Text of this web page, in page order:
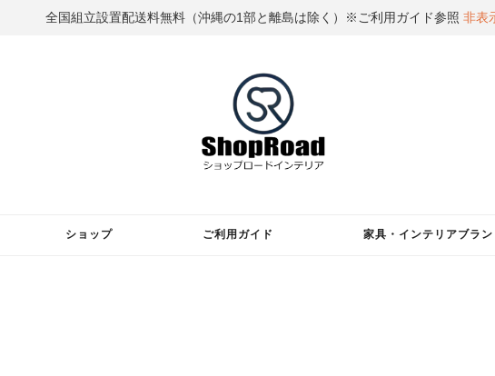
ショップ ご利用ガイド 家具・インテリアブラン
全国組立設置配送料無料（沖縄の1部と離島は除く）※ご利用ガイド参照 非表